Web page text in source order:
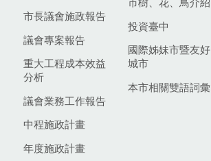
市長議會施政報告
議會專案報告
重大工程成本效益
分析
議會業務工作報告
中程施政計畫
年度施政計畫
市樹、花、鳥介紹
投資臺中
國際姊妹市暨友好
城市
本市相關雙語詞彙